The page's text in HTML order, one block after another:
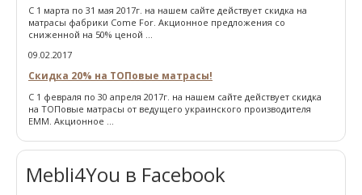
С 1 марта по 31 мая 2017г. на нашем сайте действует скидка на
матрасы фабрики Come For. Акционное предложения со
сниженной на 50% ценой ...
09.02.2017
Скидка 20% на ТОПовые матрасы!
С 1 февраля по 30 апреля 2017г. на нашем сайте действует скидка
на ТОПовые матрасы от ведущего украинского производителя
ЕММ. Акционное ...
Mebli4You в Facebook